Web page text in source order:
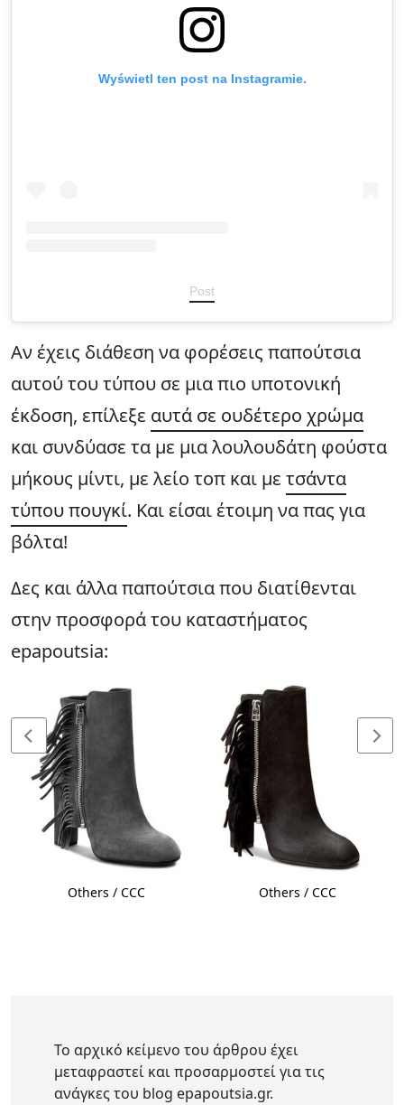
Wyświetl ten post na Instagramie.
Post
Αν έχεις διάθεση να φορέσεις παπούτσια
αυτού του τύπου σε μια πιο υποτονική
έκδοση, επίλεξε αυτά σε ουδέτερο χρώμα
και συνδύασε τα με μια λουλουδάτη φούστα
μήκους μίντι, με λείο τοπ και με τσάντα
τύπου πουγκί. Και είσαι έτοιμη να πας για
βόλτα!
Δες και άλλα παπούτσια που διατίθενται
στην προσφορά του καταστήματος
epapoutsia:
Others / CCC Others / CCC
Το αρχικό κείμενο του άρθρου έχει
μεταφραστεί και προσαρμοστεί για τις
ανάγκες του blog epapoutsia.gr.